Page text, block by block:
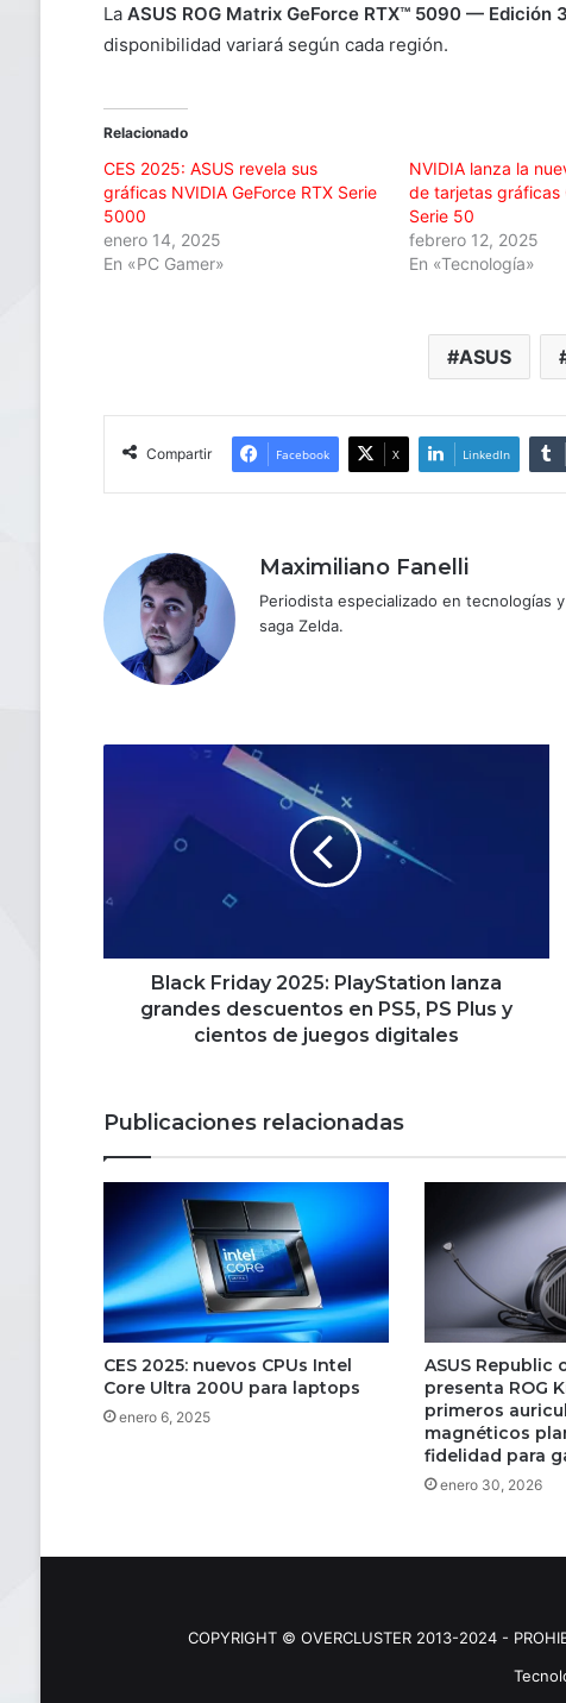
La ASUS ROG Matrix GeForce RTX™ 5090 — Edición
disponibilidad variará según cada región.
Relacionado
CES 2025: ASUS revela sus
gráficas NVIDIA GeForce RTX Serie
5000
enero 14, 2025
En «PC Gamer»
NVIDIA lanza la
de tarjetas gráficas
Serie 50
febrero 12, 2025
En «Tecnología»
ASUS
Compartir Facebook X LinkedIn
Maximiliano Fanelli
Periodista especializado en tecnologías
saga Zelda.
descuentos
PS5,
digitales
Black Friday 2025: PlayStation lanza
grandes descuentos en PS5, PS Plus y
cientos de juegos digitales
Publicaciones relacionadas
CES 2025: nuevos CPUs Intel
Core Ultra 200U para laptops
enero 6, 2025
ASUS Republic
presenta ROG
primeros
magnéticos
fidelidad para
enero 30, 2026
COPYRIGHT © OVERCLUSTER 2013-2024 -